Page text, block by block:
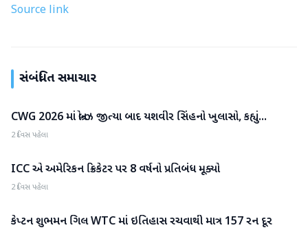
Source link
સંબંધિત સમાચાર
રમતગમત
CWG 2026 માં બ્રોન્ઝ જીત્યા બાદ યશવીર સિંહનો ખુલાસો, કહ્યું...
2 દિવસ પહેલા
રમતગમત
ICC એ અમેરિકન ક્રિકેટર પર 8 વર્ષનો પ્રતિબંધ મૂક્યો
2 દિવસ પહેલા
રમતગમત
કેપ્ટન શુભમન ગિલ WTC માં ઇતિહાસ રચવાથી માત્ર 157 રન દૂર